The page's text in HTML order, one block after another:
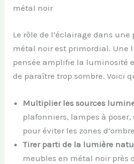
métal noir
Le rôle de l’éclairage dans
métal noir est primordial. Une
pensée amplifie la luminosité
de paraître trop sombre. Voici
Multiplier les sources
plafonniers, lampes à
pour éviter les zones
Tirer parti de la lumière
meubles en métal noir près